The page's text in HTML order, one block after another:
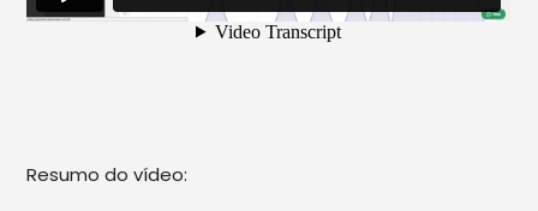
Resumo do vídeo: